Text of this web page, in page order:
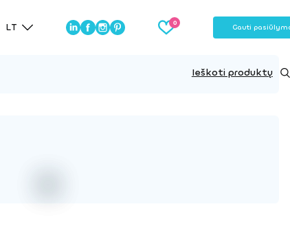
LT Gauti
Ieškoti produktų